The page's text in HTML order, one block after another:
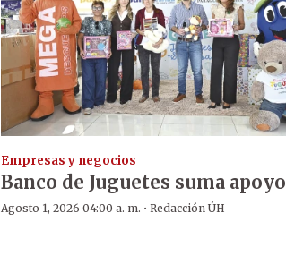
Empresas y negocios
Banco de Juguetes suma apoyo
Agosto 1, 2026 04:00 a. m. · Redacción ÚH